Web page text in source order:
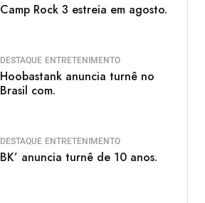
Camp Rock 3 estreia em agosto.
DESTAQUE ENTRETENIMENTO
Hoobastank anuncia turnê no
Brasil com.
DESTAQUE ENTRETENIMENTO
BK’ anuncia turnê de 10 anos.